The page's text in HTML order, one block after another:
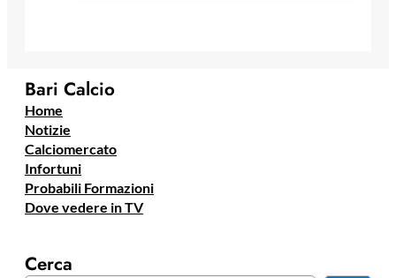
Bari Calcio
Home
Notizie
Calciomercato
Infortuni
Probabili Formazioni
Dove vedere in TV
Cerca